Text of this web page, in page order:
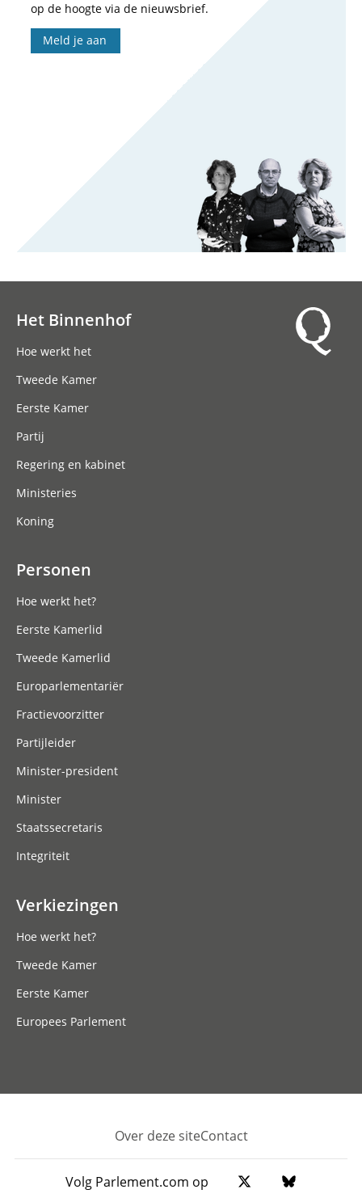
op de hoogte via de nieuwsbrief.
Meld je aan
Het Binnenhof
Hoe werkt het
Tweede Kamer
Eerste Kamer
Partij
Regering en kabinet
Ministeries
Koning
Personen
Hoe werkt het?
Eerste Kamerlid
Tweede Kamerlid
Europarlementariër
Fractievoorzitter
Partijleider
Minister-president
Minister
Staatssecretaris
Integriteit
Verkiezingen
Hoe werkt het?
Tweede Kamer
Eerste Kamer
Europees Parlement
Footer
Over deze siteContact
Volg Parlement.com op